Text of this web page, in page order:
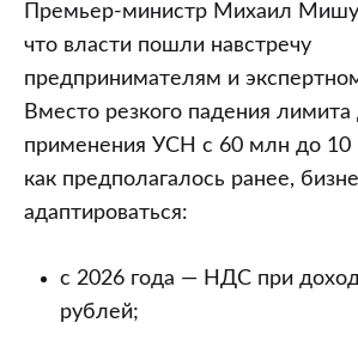
Премьер-министр Михаил
что власти пошли навстречу
предпринимателям и
Вместо резкого падения
применения УСН с 60 млн до 10
как предполагалось ранее,
адаптироваться:
с 2026 года — НДС при
рублей;